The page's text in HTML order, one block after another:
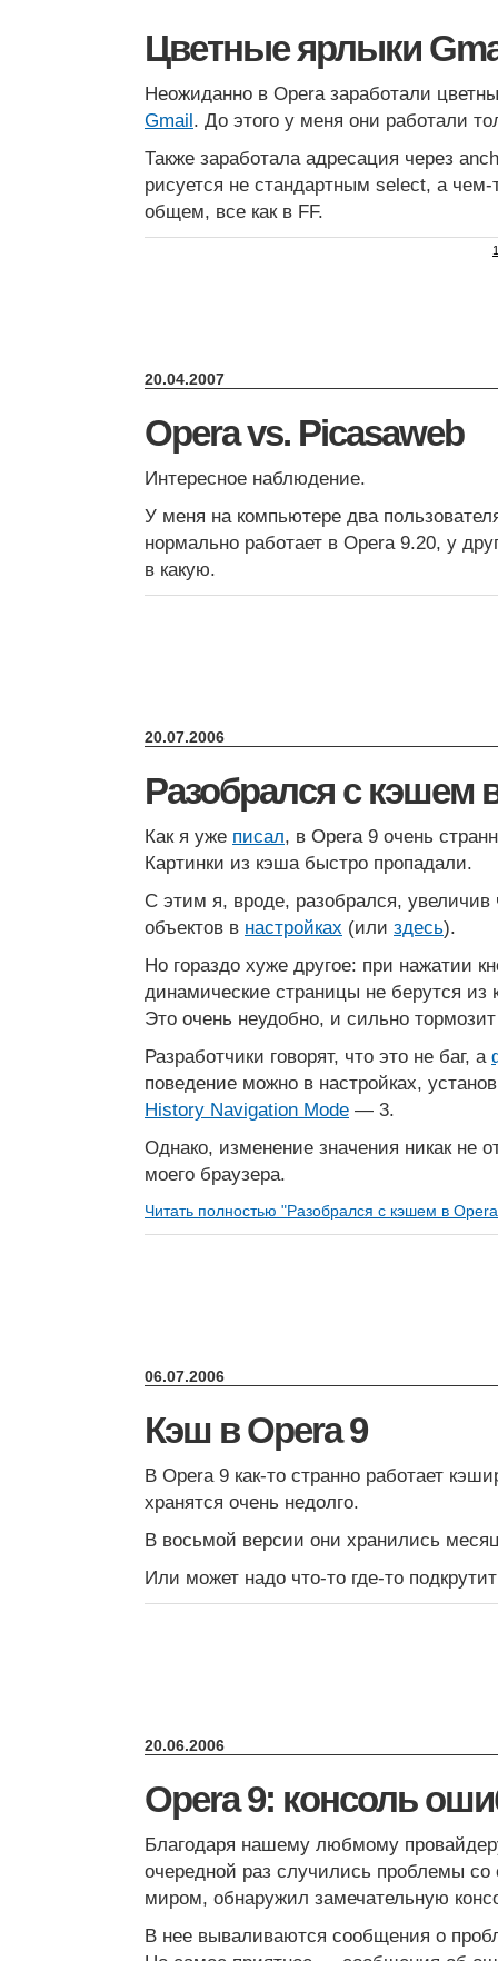
Цветные ярлыки
Неожиданно в Opera заработали
Gmail. До этого у меня они работали
Также заработала адресация через
рисуется не стандартным select, а
общем, все как в FF.
20.04.2007
Opera vs. Picasaweb
Интересное наблюдение.
У меня на компьютере два
нормально работает в Opera 9.20, у
в какую.
20.07.2006
Разобрался с кэшем
Как я уже писал, в Opera 9 очень
Картинки из кэша быстро пропадали.
С этим я, вроде, разобрался,
объектов в настройках (или здесь).
Но гораздо хуже другое: при нажатии
динамические страницы не берутся из
Это очень неудобно, и сильно
Разработчики говорят, что это не баг, а
поведение можно в настройках,
History Navigation Mode — 3.
Однако, изменение значения никак не
моего браузера.
Читать полностью "Разобрался с кэшем в
06.07.2006
Кэш в Opera 9
В Opera 9 как-то странно работает
хранятся очень недолго.
В восьмой версии они хранились
Или может надо что-то где-то
20.06.2006
Opera 9: консоль
Благодаря нашему любмому
очередной раз случились проблемы
миром, обнаружил замечательную
В нее вываливаются сообщения о